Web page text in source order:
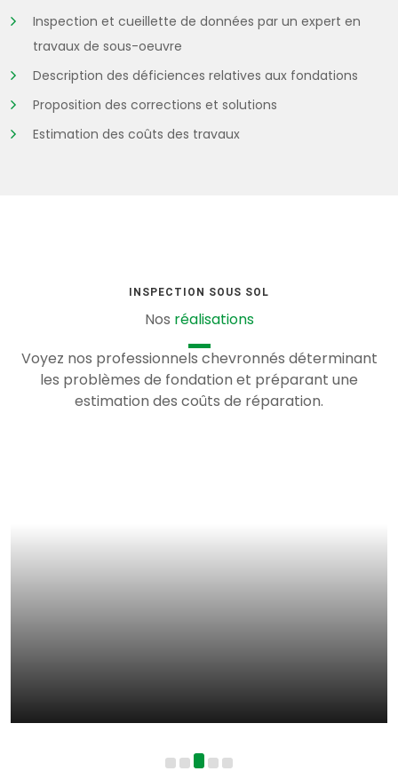
Inspection et cueillette de données par un expert en
travaux de sous-oeuvre
Description des déficiences relatives aux fondations
Proposition des corrections et solutions
Estimation des coûts des travaux
INSPECTION SOUS SOL
Nos réalisations
Voyez nos professionnels chevronnés déterminant
les problèmes de fondation et préparant une
estimation des coûts de réparation.